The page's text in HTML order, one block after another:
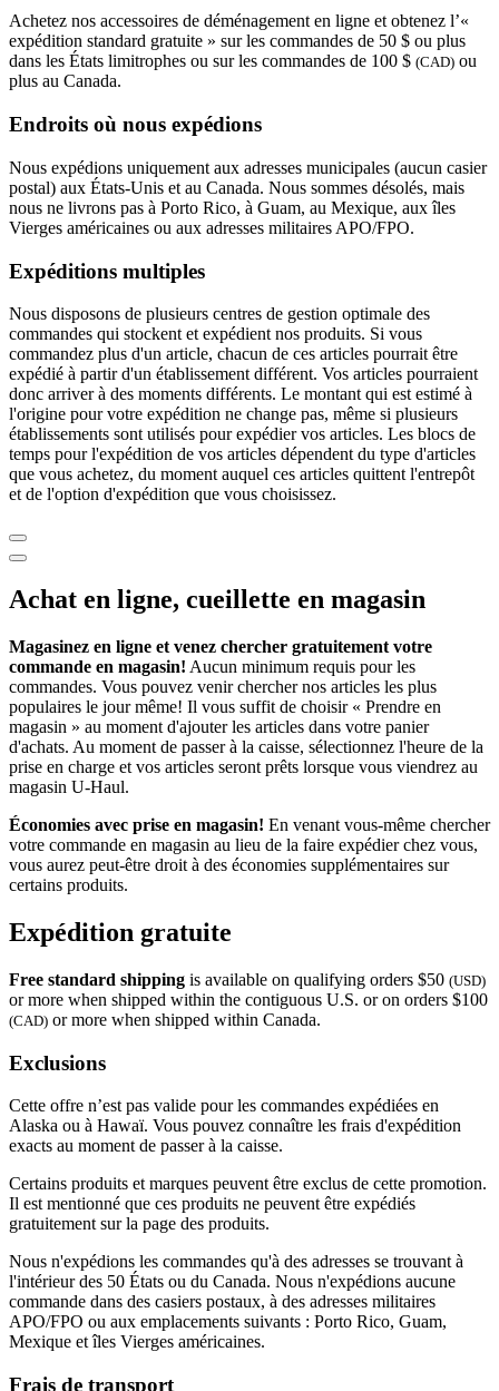
Achetez nos accessoires de déménagement en ligne et obtenez l’«
expédition standard gratuite » sur les commandes de 50 $ ou plus
dans les États limitrophes ou sur les commandes de 100 $ (CAD) ou
plus au Canada.
Endroits où nous expédions
Nous expédions uniquement aux adresses municipales (aucun casier
postal) aux États-Unis et au Canada. Nous sommes désolés, mais
nous ne livrons pas à Porto Rico, à Guam, au Mexique, aux îles
Vierges américaines ou aux adresses militaires APO/FPO.
Expéditions multiples
Nous disposons de plusieurs centres de gestion optimale des
commandes qui stockent et expédient nos produits. Si vous
commandez plus d'un article, chacun de ces articles pourrait être
expédié à partir d'un établissement différent. Vos articles pourraient
donc arriver à des moments différents. Le montant qui est estimé à
l'origine pour votre expédition ne change pas, même si plusieurs
établissements sont utilisés pour expédier vos articles. Les blocs de
temps pour l'expédition de vos articles dépendent du type d'articles
que vous achetez, du moment auquel ces articles quittent l'entrepôt
et de l'option d'expédition que vous choisissez.
Achat en ligne, cueillette en magasin
Magasinez en ligne et venez chercher gratuitement votre
commande en magasin! Aucun minimum requis pour les
commandes. Vous pouvez venir chercher nos articles les plus
populaires le jour même! Il vous suffit de choisir « Prendre en
magasin » au moment d'ajouter les articles dans votre panier
d'achats. Au moment de passer à la caisse, sélectionnez l'heure de la
prise en charge et vos articles seront prêts lorsque vous viendrez au
magasin U-Haul.
Économies avec prise en magasin! En venant vous-même chercher
votre commande en magasin au lieu de la faire expédier chez vous,
vous aurez peut-être droit à des économies supplémentaires sur
certains produits.
Expédition gratuite
Free standard shipping is available on qualifying orders $50 (USD)
or more when shipped within the contiguous U.S. or on orders $100
(CAD) or more when shipped within Canada.
Exclusions
Cette offre n’est pas valide pour les commandes expédiées en
Alaska ou à Hawaï. Vous pouvez connaître les frais d'expédition
exacts au moment de passer à la caisse.
Certains produits et marques peuvent être exclus de cette promotion.
Il est mentionné que ces produits ne peuvent être expédiés
gratuitement sur la page des produits.
Nous n'expédions les commandes qu'à des adresses se trouvant à
l'intérieur des 50 États ou du Canada. Nous n'expédions aucune
commande dans des casiers postaux, à des adresses militaires
APO/FPO ou aux emplacements suivants : Porto Rico, Guam,
Mexique et îles Vierges américaines.
Frais de transport